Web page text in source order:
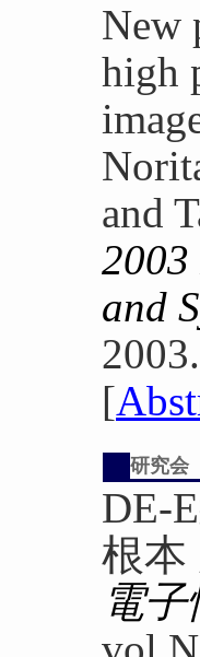
New
high
and
and
2003.
[
研究会
DE-
根本
電